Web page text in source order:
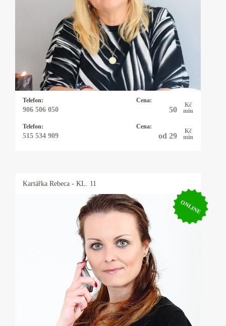
Telefon:
906 506 050
Cena:
50
Kč
min
Telefon:
515 534 909
Cena:
od 29
Kč
min
Výkladem z karet se zabývám 20let a vykládám
karty Osho Zen Tarot. Tyto karty nevěští, ale
pojmenovávají pravdu přítomného okamžiku a
pouze nabízejí možnosti řešení daného
problému. Tím ponechávají člověku
svobodnou vůli, jak vše řešit. Občas používám
kyvadlo které vyrobila moje dcera.
Kartářka Rebeca - KL. 11
ONLINE
Kartářka Rebeca
Řešíte vztahy, lásku, peníze, zaměstnání nebo
něco jiného? Mým oblíbeným orákulem jsou
karty - mariášové, tarotové, archandělské,
věštím také z kamenných run, využívám
energie kyvadélka.